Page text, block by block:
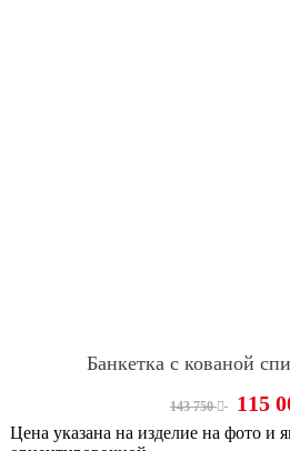
Банкетка с кованой
143 750 115
Цена указана на изделие на фото и